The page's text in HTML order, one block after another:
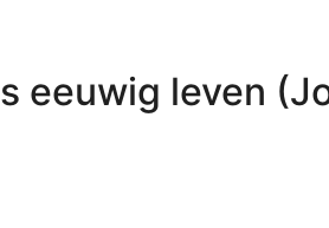
eeuwig leven